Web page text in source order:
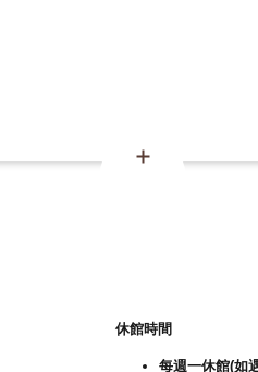
休館時間
每週一休館(如